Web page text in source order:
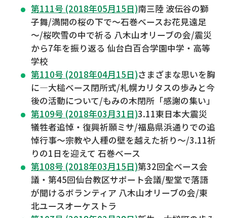
第111号 (2018年05月15日)南三陸 波伝谷の獅
子舞/満開の桜の下で～石巻ベースお花見遠足
～/桜吹雪の中で祈る 八木山オリーブの会/震災
から7年を振り返る 仙台白百合学園中学・高等
学校
第110号 (2018年04月15日)さまざまな思いを胸
に―大槌ベース閉所式/札幌カリタスの歩みと今
後の活動について/もみの木閉所「感謝の集い」
第109号 (2018年03月31日)3.11東日本大震災
犠牲者追悼・復興祈願ミサ/福島県浜通りでの追
悼行事～宗教や人種の壁を越えた祈り～/3.11祈
りの1日を迎えて 石巻ベース
第108号 (2018年03月15日)第32回全ベース会
議・第45回仙台教区サポート会議/聖堂で落語
が聞けるボランティア 八木山オリーブの会/東
北ユースオーケストラ